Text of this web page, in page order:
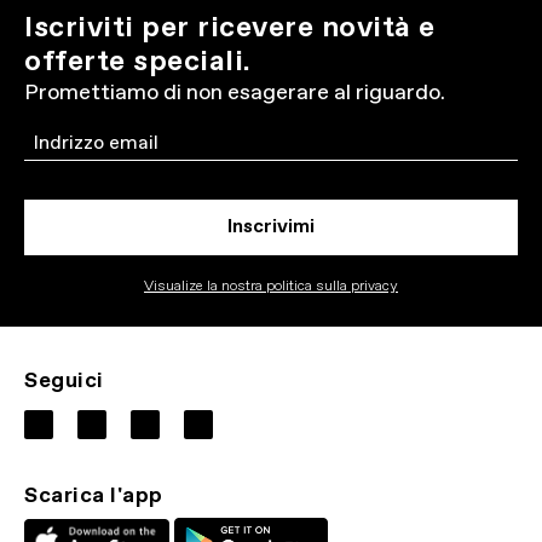
Iscriviti per ricevere novità e
offerte speciali.
Promettiamo di non esagerare al riguardo.
Email
Inscrivimi
Visualize la nostra politica sulla privacy
Seguici
Scarica l'app